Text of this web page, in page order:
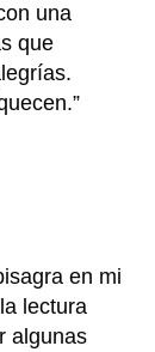
una
que
en mi
lectura
algunas